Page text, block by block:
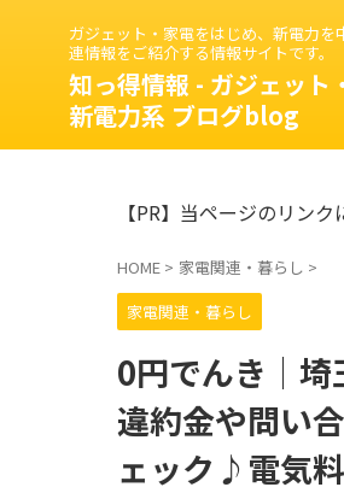
ガジェット・家電をはじめ、新電力を
連情報をご紹介する情報サイトです。
知っ得情報 - ガジェット
新電力系 ブログblog
【PR】当ページのリン
HOME > 家電関連・暮らし >
家電関連・暮らし
0円でんき｜
違約金や問い
ェック♪電気